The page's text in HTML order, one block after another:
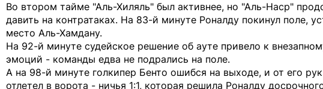
Во втором тайме "Аль-Хиляль" был активнее, но "Аль-Наср"
давить на контратаках. На 83-й минуте Роналду покинул поле,
место Аль-Хамдану.
На 92-й минуте судейское решение об ауте привело к
эмоций - команды едва не подрались на поле.
А на 98-й минуте голкипер Бенто ошибся на выходе, и от его
отлетел в ворота - ничья 1:1, которая решила Роналду